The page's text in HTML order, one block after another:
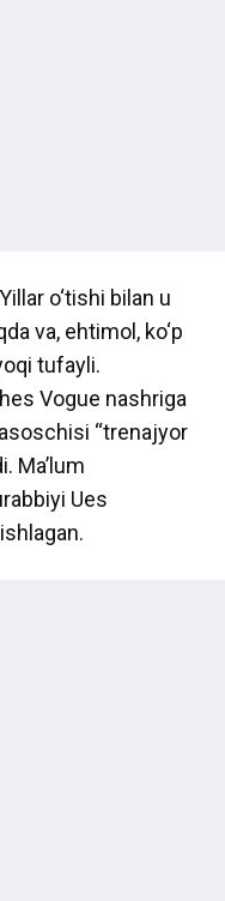
o‘tishi bilan u
va, ehtimol, ko‘p
tufayli.
Vogue nashriga
“trenajyor
Ma’lum
Ues